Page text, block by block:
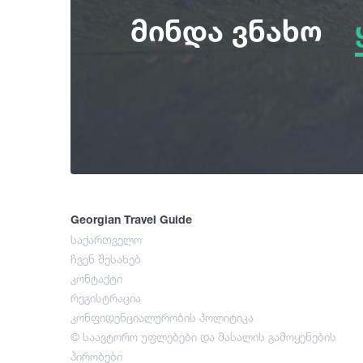
მინდა ვნახო
Georgian Travel Guide
საქართველო
ჩვენ შესახებ
კონტაქტი
რეგისტრაცია
კონფიდენციალურობის პოლიტიკა
© საავტორო უფლებები და მასალის გამოყენების
პირობები